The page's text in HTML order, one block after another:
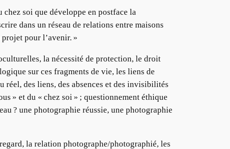
soi que développe en postface la
dans un réseau de relations entre maisons
pour l’avenir. »
la nécessité de protection, le droit
sur ces fragments de vie, les liens de
des liens, des absences et des invisibilités
» et du « chez soi » ; questionnement éthique
? une photographie réussie, une photographie
la relation photographe/photographié, les